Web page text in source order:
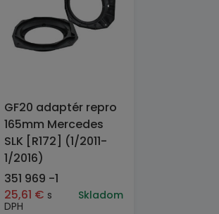
GF20 adaptér repro
165mm Mercedes
SLK [R172] (1/2011-
1/2016)
351 969 -1
25,61 € s
DPH
Skladom